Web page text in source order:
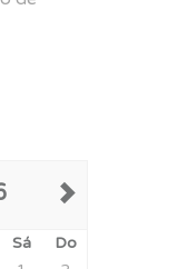
Sá
Do